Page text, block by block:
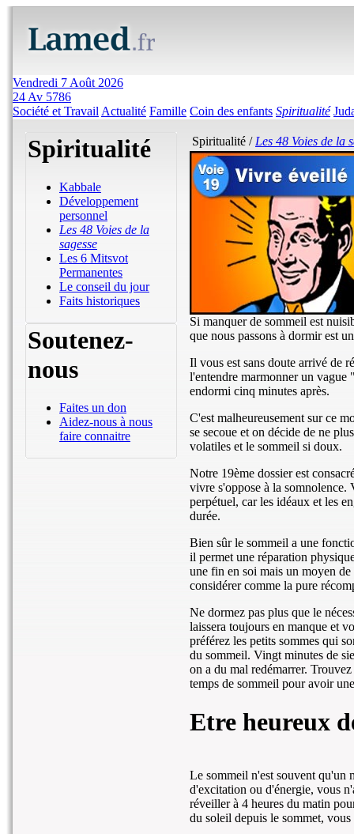
Vendredi 7 Août 2026
24 Av 5786
Société et Travail Actualité Famille Coin des enfants Spiritualité
Spiritualité
Kabbale
Développement
personnel
Les 48 Voies de la
sagesse
Les 6 Mitsvot
Permanentes
Le conseil du jour
Faits historiques
Soutenez-
nous
Faites un don
Aidez-nous à nous
faire connaitre
Spiritualité / Les 48 Voies de la
Si manquer de sommeil est
que nous passons à dormir est
Il vous est sans doute arrivé de
l'entendre marmonner un
endormi cinq minutes après.
C'est malheureusement sur ce
se secoue et on décide de ne
volatiles et le sommeil si doux.
Notre 19ème dossier est
vivre s'oppose à la
perpétuel, car les idéaux et les
durée.
Bien sûr le sommeil a une
il permet une réparation
une fin en soi mais un moyen
considérer comme la pure
Ne dormez pas plus que le
laissera toujours en manque et
préférez les petits sommes qui
du sommeil. Vingt minutes de
on a du mal redémarrer.
temps de sommeil pour avoir
Etre heureux
Le sommeil n'est souvent qu'un
d'excitation ou d'énergie, vous
réveiller à 4 heures du matin
du soleil depuis le sommet,